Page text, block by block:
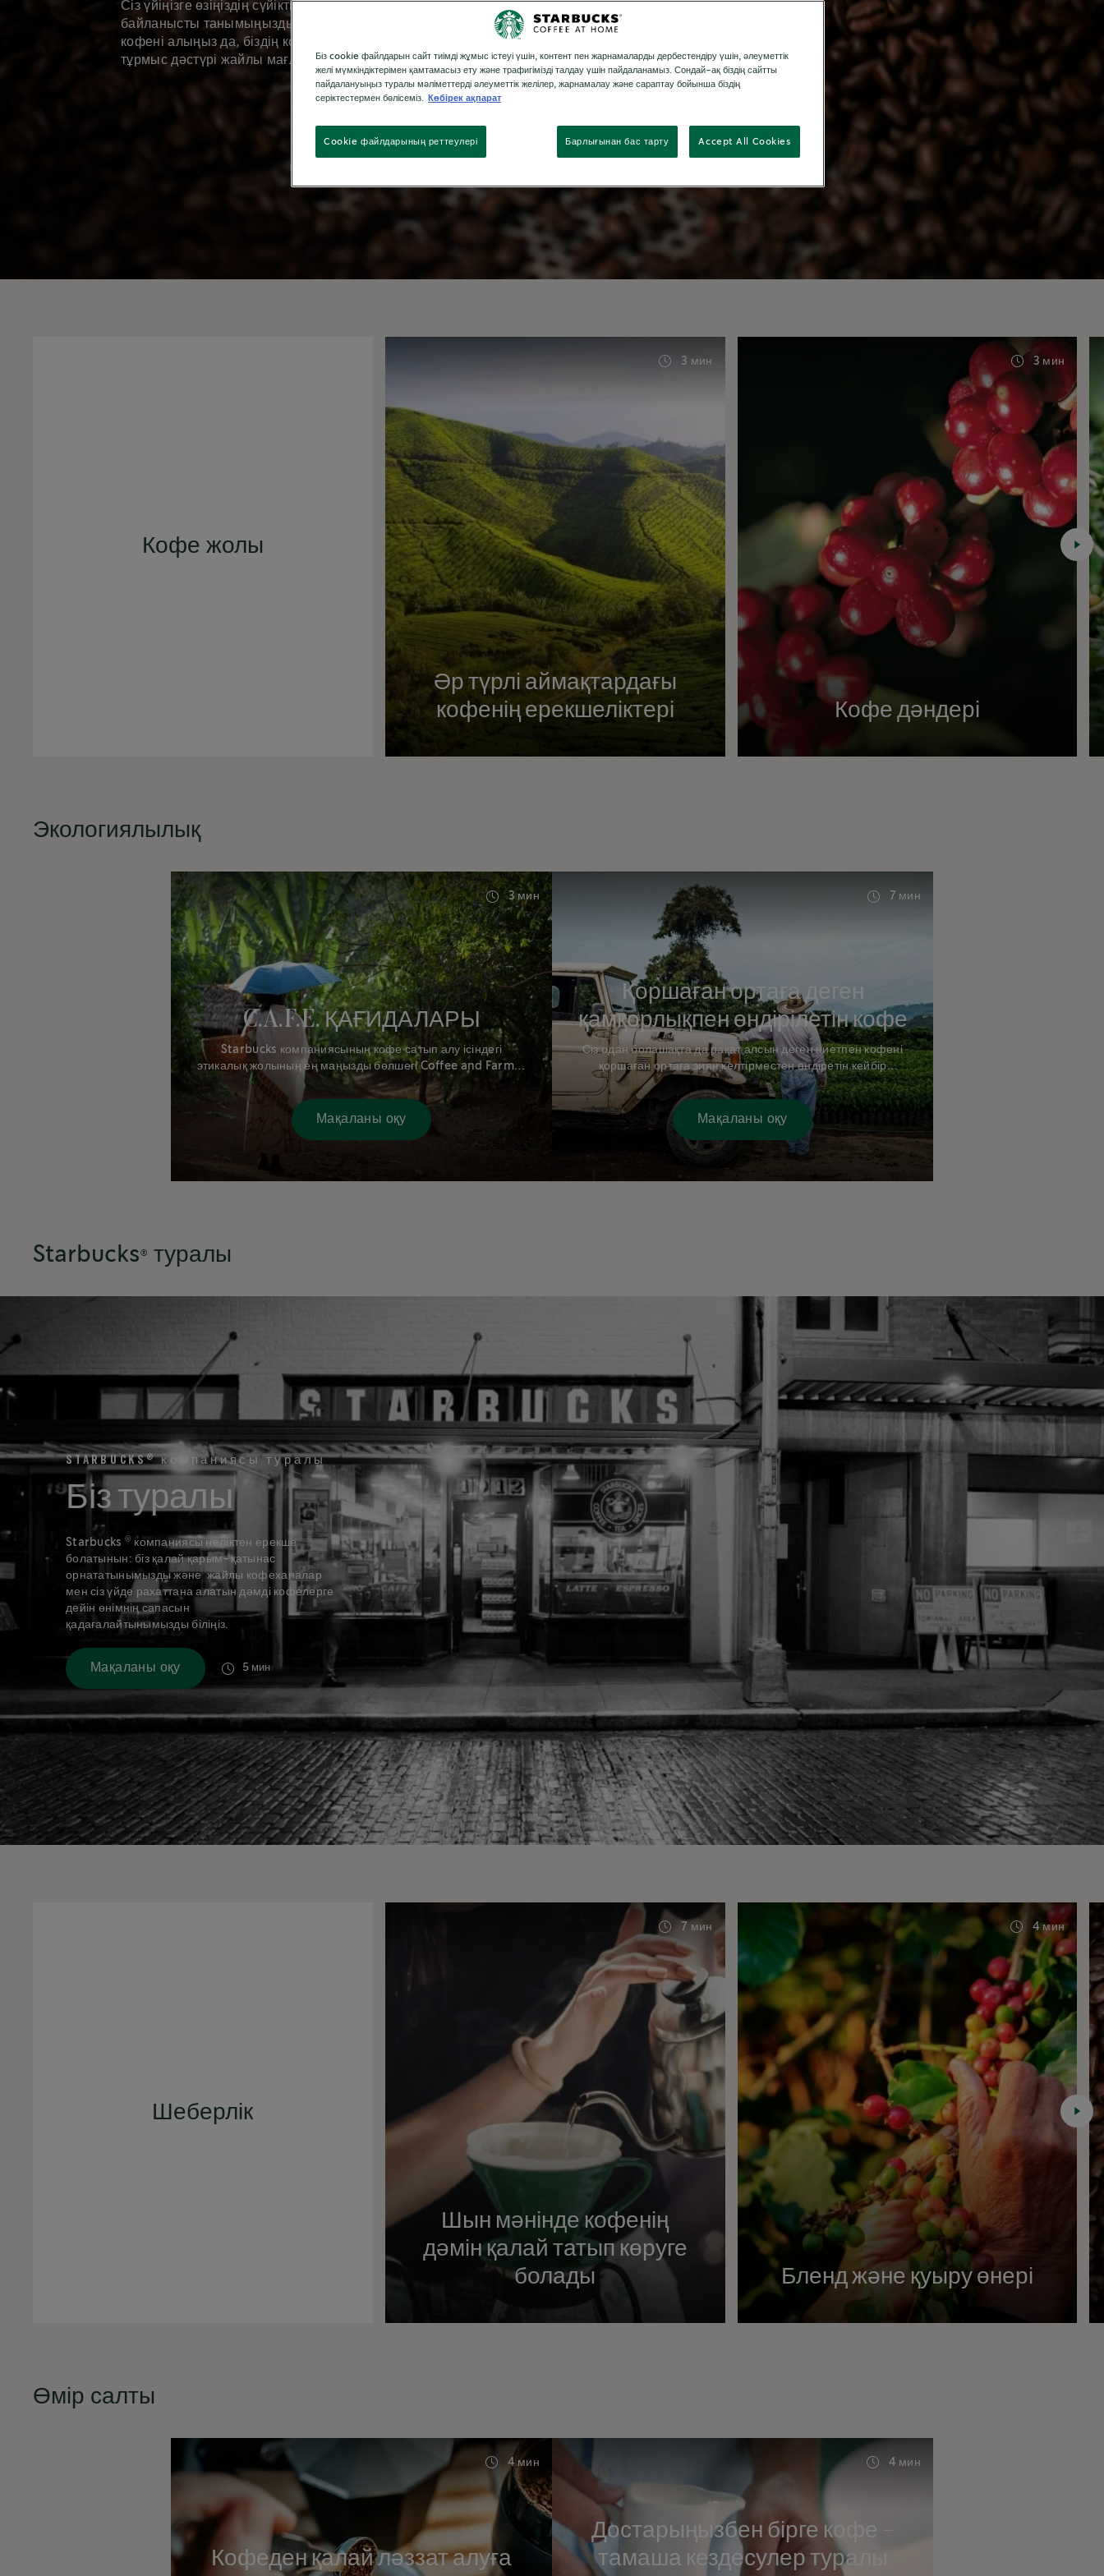
Сіз үйіңізге өзіңіздің сүйікті Starbucks ®
байланысты танымыңызды бұрынғыдан да кеңейте түссеңіз қайтеді? Бір кесе
кофені алыңыз да, біздің кофе саяхаты, кофе шеберлігі, экологиялылық пен
тұрмыс дәстүрі жайлы мағлұматтарыңыздан рақат алыңыз.
Кофе жолы
3 мин
Әр түрлі аймақтардағы
кофенің ерекшеліктері
3 мин
Кофе дәндері
Экологиялылық
3 мин
C.A.F.E. ҚАҒИДАЛАРЫ
Starbucks компаниясының кофе сатып алу ісіндегі
этикалық жолының ең маңызды бөлшегі Coffee and Farmer
Equity (C.A.F.E.) практикасы болып есептеледі.
Мақаланы оқу
7 мин
Қоршаған ортаға деген
қамқорлықпен өндірілетін кофе
Сіз одан болашақта да рақат алсын деген ниетпен кофені
қоршаған ортаға зиян келтірместен өндіретін кейбір
агрономдар мен фермерлермен таныс болыңыз.
Мақаланы оқу
Starbucks® туралы
STARBUCKS®компаниясы туралы
Біз туралы
Starbucks ® компаниясы неліктен ерекше
болатынын: біз қалай қарым-қатынас
орнататынымызды және жайлы кофеханалар
мен сіз үйде рахаттана алатын дәмді кофелерге
дейін өнімнің сапасын
қадағалайтынымызды біліңіз.
Мақаланы оқу 5 мин
Шеберлік
7 мин
Шын мәнінде кофенің
дәмін қалай татып көруге
болады
4 мин
Бленд және қуыру өнері
Өмір салты
4 мин
Кофеден қалай ләззат алуға
4 мин
Достарыңызбен бірге кофе -
тамаша кездесулер туралы
Біз cookie файлдарын сайт тиімді жұмыс істеуі үшін, контент пен жарнамаларды дербестендіру үшін, әлеуметтік
желі мүмкіндіктерімен қамтамасыз ету және трафигімізді талдау үшін пайдаланамыз. Сондай-ақ біздің сайтты
пайдалануыңыз туралы мәліметтерді әлеуметтік желілер, жарнамалау және сараптау бойынша біздің
серіктестермен бөлісеміз.
Көбірек ақпарат
Барлығынан бас тарту Accept All Cookies
Cookie файлдарының реттеулері